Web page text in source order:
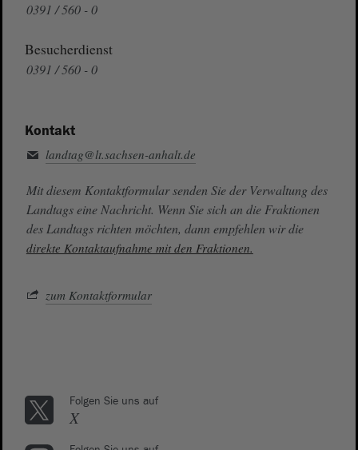
0391 / 560 - 0
Besucherdienst
0391 / 560 - 0
Kontakt
landtag@lt.sachsen-anhalt.de
Mit diesem Kontaktformular senden Sie der Verwaltung des
Landtags eine Nachricht. Wenn Sie sich an die Fraktionen
des Landtags richten möchten, dann empfehlen wir die
direkte Kontaktaufnahme mit den Fraktionen.
zum Kontaktformular
Folgen Sie uns auf
X